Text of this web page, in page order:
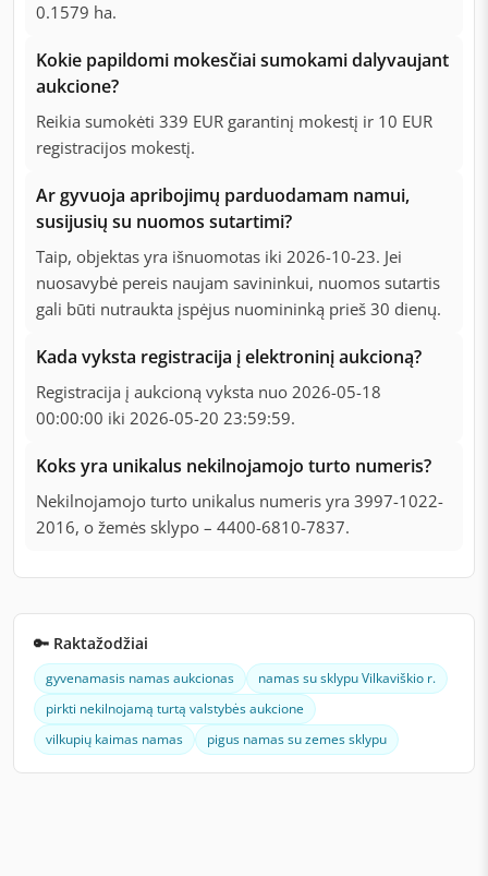
0.1579 ha.
Kokie papildomi mokesčiai sumokami dalyvaujant
aukcione?
Reikia sumokėti 339 EUR garantinį mokestį ir 10 EUR
registracijos mokestį.
Ar gyvuoja apribojimų parduodamam namui,
susijusių su nuomos sutartimi?
Taip, objektas yra išnuomotas iki 2026-10-23. Jei
nuosavybė pereis naujam savininkui, nuomos sutartis
gali būti nutraukta įspėjus nuomininką prieš 30 dienų.
Kada vyksta registracija į elektroninį aukcioną?
Registracija į aukcioną vyksta nuo 2026-05-18
00:00:00 iki 2026-05-20 23:59:59.
Koks yra unikalus nekilnojamojo turto numeris?
Nekilnojamojo turto unikalus numeris yra 3997-1022-
2016, o žemės sklypo – 4400-6810-7837.
🔑 Raktažodžiai
gyvenamasis namas aukcionas
namas su sklypu Vilkaviškio r.
pirkti nekilnojamą turtą valstybės aukcione
vilkupių kaimas namas
pigus namas su zemes sklypu